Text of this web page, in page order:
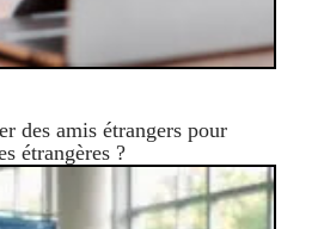
des amis étrangers pour
étrangères ?